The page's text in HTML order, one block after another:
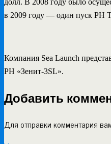
в 2009 году — один пуск РН
Компания Sea Launch
РН «Зенит-3SL».
Добавить
Для отправки комментария